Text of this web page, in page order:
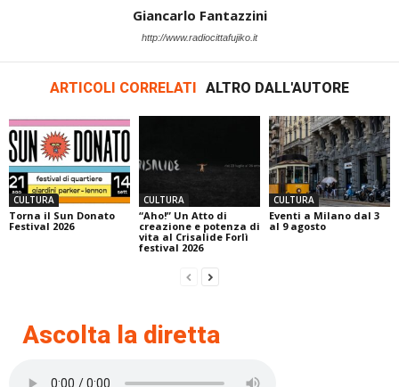
Giancarlo Fantazzini
http://www.radiocittafujiko.it
ARTICOLI CORRELATI ALTRO DALL'AUTORE
CULTURA
Torna il Sun Donato
Festival 2026
CULTURA
“Aho!” Un Atto di
creazione e potenza di
vita al Crisalide Forlì
festival 2026
CULTURA
Eventi a Milano dal 3
al 9 agosto
Ascolta la diretta